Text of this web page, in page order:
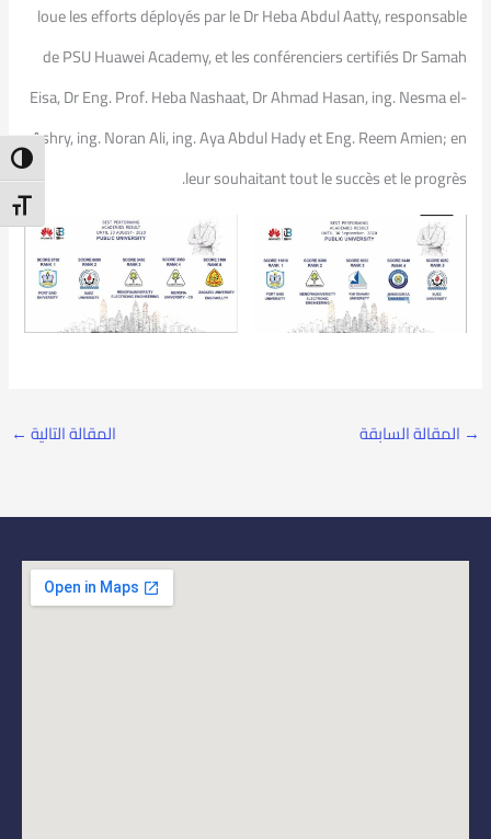
loue les efforts déployés par le Dr Heba Abdul Aatty, responsable
de PSU Huawei Academy, et les conférenciers certifiés Dr Samah
Eisa, Dr Eng. Prof. Heba Nashaat, Dr Ahmad Hasan, ing. Nesma el-
Ashry, ing. Noran Ali, ing. Aya Abdul Hady et Eng. Reem Amien; en
leur souhaitant tout le succès et le progrès.
→ المقالة السابقة المقالة التالية ←